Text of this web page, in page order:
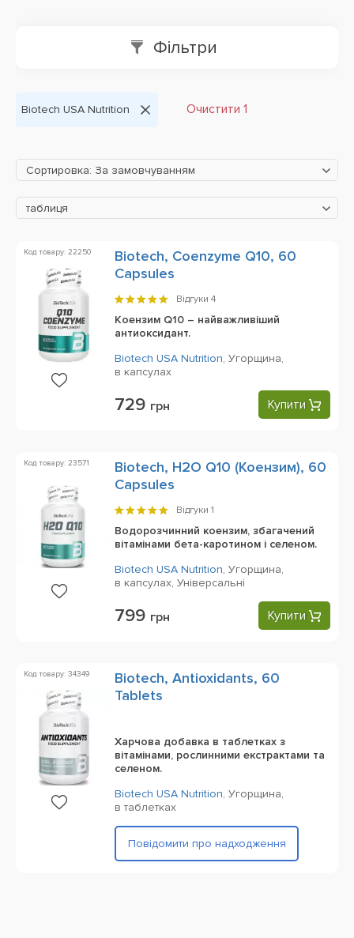
Фільтри
Biotech USA Nutrition Очистити 1
Сортировка: За замовчуванням
таблиця
Код товару: 22250
Biotech, Coenzyme Q10, 60
Capsules
Відгуки 4
Коензим Q10 – найважливіший
антиоксидант.
Biotech USA Nutrition, Угорщина,
в капсулах
729 грн Купити
Код товару: 23571
Biotech, H2O Q10 (Коензим), 60
Capsules
Відгуки 1
Водорозчинний коензим, збагачений
вітамінами бета-каротином і селеном.
Biotech USA Nutrition, Угорщина,
в капсулах, Універсальні
799 грн Купити
Код товару: 34349
Biotech, Antioxidants, 60
Tablets
Харчова добавка в таблетках з
вітамінами, рослинними екстрактами та
селеном.
Biotech USA Nutrition, Угорщина,
в таблетках
Повідомити про надходження